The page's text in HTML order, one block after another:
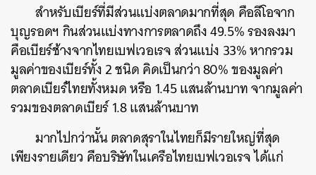
สำหรับเบียร์ที่มีส่วนแบ่งตลาดมากที่สุด คือลีโอจาก
บุญรอดฯ กินส่วนแบ่งทางการตลาดถึง 49.5% รองลงมา
คือเบียร์ช้างจากไทยเบฟเวอเรจ ส่วนแบ่ง 33% หากรวม
มูลค่าของเบียร์ทั้ง 2 ชนิด คิดเป็นกว่า 80% ของมูลค่า
ตลาดเบียร์ไทยทั้งหมด หรือ 1.45 แสนล้านบาท จากมูลค่า
รวมของตลาดเบียร์ 1.8 แสนล้านบาท
มากไปกว่านั้น ตลาดสุราในไทยก็มีรายใหญ่ที่สุด
เพียงรายเดียว คือบริษัทในเครือไทยเบฟเวอเรจ ได้แก่